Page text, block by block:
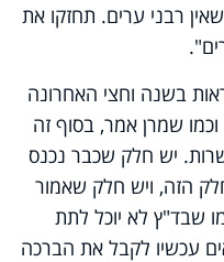
רבני ערים. תחזקו את
בשנה וחצי האחרונה
שמרן אמר, בסוף זה
יש חלק שכבר נכנס
הזה, ויש חלק שאמור
שבד"ץ לא יוכל לתת
עכשיו לקבל את הברכה